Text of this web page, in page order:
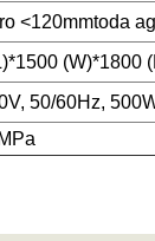
<120mmtoda
(W)*1800
50/60Hz,